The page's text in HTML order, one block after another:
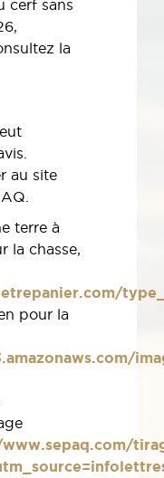
cerf sans
la
au site
terre à
la chasse,
pour la